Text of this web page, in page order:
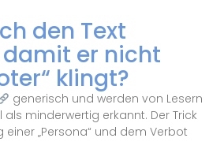
den Text
er nicht
klingt?
generisch und werden von Lesern
minderwertig erkannt. Der Trick
einer „Persona“ und dem Verbot